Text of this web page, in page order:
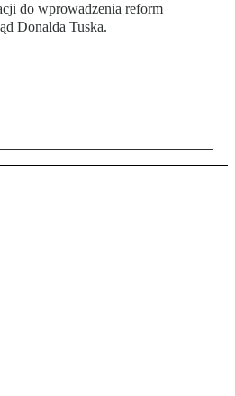
do wprowadzenia reform
Donalda Tuska.